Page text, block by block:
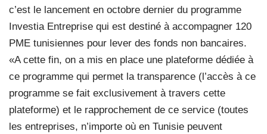
c’est le lancement en octobre dernier du programme
Investia Entreprise qui est destiné à accompagner 120
PME tunisiennes pour lever des fonds non bancaires.
«A cette fin, on a mis en place une plateforme dédiée à
ce programme qui permet la transparence (l’accès à ce
programme se fait exclusivement à travers cette
plateforme) et le rapprochement de ce service (toutes
les entreprises, n’importe où en Tunisie peuvent